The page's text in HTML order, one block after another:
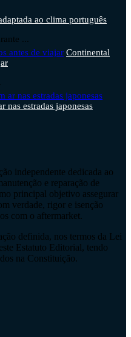
ao clima português
...
Continental
nas estradas japonesas
independente dedicada ao
e reparação de
principal objetivo assegurar
verdade, rigor e isenção
com o aftermarket.
definida, nos termos da Lei
Estatuto Editorial, tendo
na Constituição.